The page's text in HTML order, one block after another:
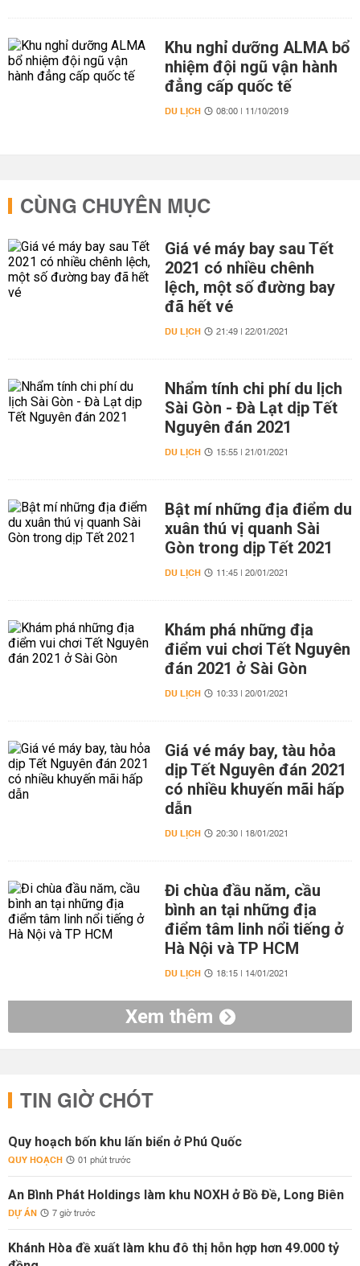
Khu nghỉ dưỡng ALMA bổ
nhiệm đội ngũ vận hành
đẳng cấp quốc tế
DU LỊCH 08:00 | 11/10/2019
CÙNG CHUYÊN MỤC
Giá vé máy bay sau Tết
2021 có nhiều chênh
lệch, một số đường bay
đã hết vé
DU LỊCH 21:49 | 22/01/2021
Nhẩm tính chi phí du lịch
Sài Gòn - Đà Lạt dịp Tết
Nguyên đán 2021
DU LỊCH 15:55 | 21/01/2021
Bật mí những địa điểm du
xuân thú vị quanh Sài
Gòn trong dịp Tết 2021
DU LỊCH 11:45 | 20/01/2021
Khám phá những địa
điểm vui chơi Tết Nguyên
đán 2021 ở Sài Gòn
DU LỊCH 10:33 | 20/01/2021
Giá vé máy bay, tàu hỏa
dịp Tết Nguyên đán 2021
có nhiều khuyến mãi hấp
dẫn
DU LỊCH 20:30 | 18/01/2021
Đi chùa đầu năm, cầu
bình an tại những địa
điểm tâm linh nổi tiếng ở
Hà Nội và TP HCM
DU LỊCH 18:15 | 14/01/2021
Xem thêm
TIN GIỜ CHÓT
Quy hoạch bốn khu lấn biển ở Phú Quốc
QUY HOẠCH 01 phút trước
An Bình Phát Holdings làm khu NOXH ở Bồ Đề, Long Biên
DỰ ÁN 7 giờ trước
Khánh Hòa đề xuất làm khu đô thị hỗn hợp hơn 49.000 tỷ